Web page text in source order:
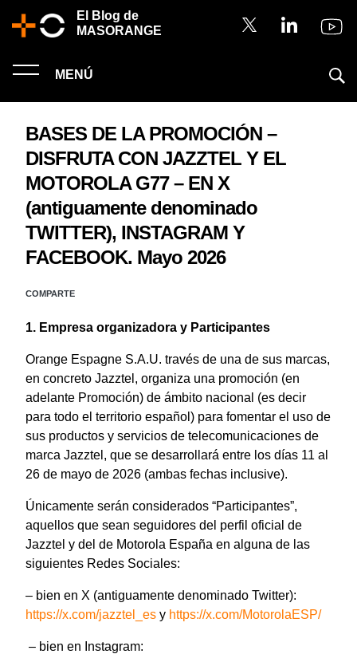
El Blog de
MASORANGE
MENÚ
BASES DE LA PROMOCIÓN –
DISFRUTA CON JAZZTEL Y EL
MOTOROLA G77 – EN X
(antiguamente denominado
TWITTER), INSTAGRAM Y
FACEBOOK. Mayo 2026
COMPARTE
1. Empresa organizadora y Participantes
Orange Espagne S.A.U. través de una de sus marcas,
en concreto Jazztel, organiza una promoción (en
adelante Promoción) de ámbito nacional (es decir
para todo el territorio español) para fomentar el uso de
sus productos y servicios de telecomunicaciones de
marca Jazztel, que se desarrollará entre los días 11 al
26 de mayo de 2026 (ambas fechas inclusive).
Únicamente serán considerados “Participantes”,
aquellos que sean seguidores del perfil oficial de
Jazztel y del de Motorola España en alguna de las
siguientes Redes Sociales:
– bien en X (antiguamente denominado Twitter):
https://x.com/jazztel_es y https://x.com/MotorolaESP/
– bien en Instagram: